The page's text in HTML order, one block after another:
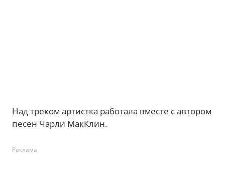
Над треком артистка работала вместе с автором
песен Чарли МакКлин.
Реклама